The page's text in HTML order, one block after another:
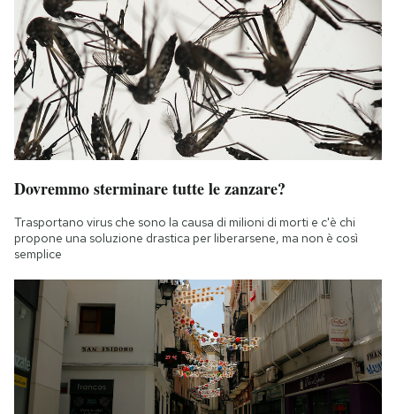
Dovremmo sterminare tutte le zanzare?
Trasportano virus che sono la causa di milioni di morti e c'è chi
propone una soluzione drastica per liberarsene, ma non è così
semplice